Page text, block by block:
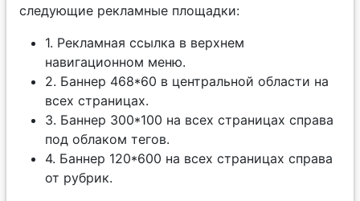
следующие рекламные площадки:
1. Рекламная ссылка в верхнем
навигационном меню.
2. Баннер 468*60 в центральной области на
всех страницах.
3. Баннер 300*100 на всех страницах справа
под облаком тегов.
4. Баннер 120*600 на всех страницах справа
от рубрик.